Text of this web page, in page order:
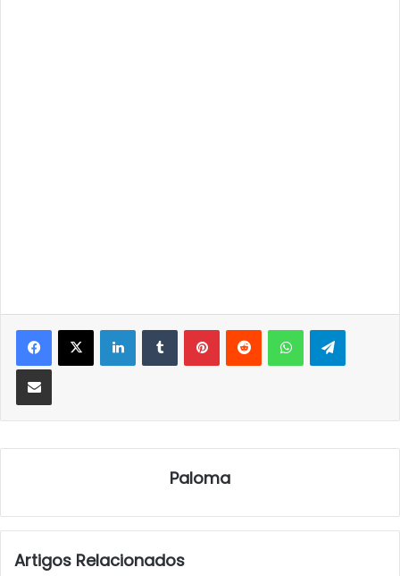
LinkedInTumblrPinterestReddit WhatsApp
Partilhar Via Email
Paloma
Artigos Relacionados